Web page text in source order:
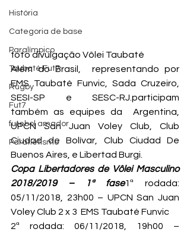
História
Categoria de base
Paralímpico
Taubaté Fut7
Rugby
Fut7
futebol amador
Paratletismo
foto divulgação Vôlei Taubaté
Além do Brasil,  representando por
EMS Taubaté Funvic, Sada Cruzeiro,
SESI-SP e SESC-RJ.participam
também as equipes da  Argentina,
UPCN San Juan Voley Club, Club
Ciudad de Bolívar, Club Ciudad De
Buenos Aires, e Libertad Burgi.
Copa Libertadores de Vôlei Masculino
2018/2019 – 1ª fase1ª rodada:
05/11/2018, 23h00 – UPCN San Juan
Voley Club 2 x 3  EMS Taubaté Funvic
2ª rodada: 06/11/2018, 19h00 –